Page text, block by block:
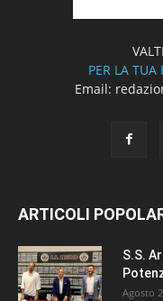
PER LA
Email:
ARTICOLI
S.S.
Agosto